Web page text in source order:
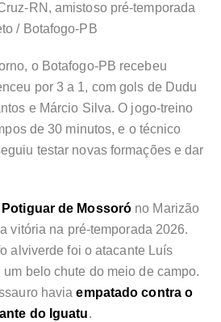
RN, amistoso pré-temporada
/ Botafogo-PB
o Botafogo-PB recebeu
por 3 a 1, com gols de Dudu
e Márcio Silva. O jogo-treino
de 30 minutos, e o técnico
testar novas formações e dar
Potiguar de Mossoró no Marizão
vitória na pré-temporada 2026.
alviverde foi o atacante Luís
belo chute do meio de campo.
haviaempatado contra o
do Iguatu.